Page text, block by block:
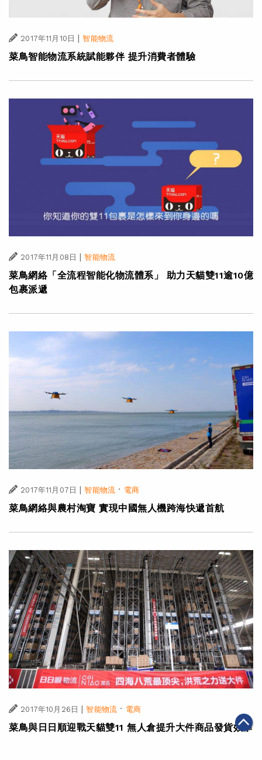
2017年11月10日 | 智能物流
菜鳥智能物流系統賦能夥伴 提升消費者體驗
2017年11月08日 智能物流
菜鳥網絡「全流程智能化物流體系」 助力天貓雙11逾10億
包裹派遞
2017年11月07日 智能物流 · 電商
菜鳥網絡與農村淘寶 實現中國無人機跨海快遞首航
2017年10月26日 | 智能物流 · 電商
菜鳥與日日順迎戰天貓雙11 無人倉提升大件商品發貨效率